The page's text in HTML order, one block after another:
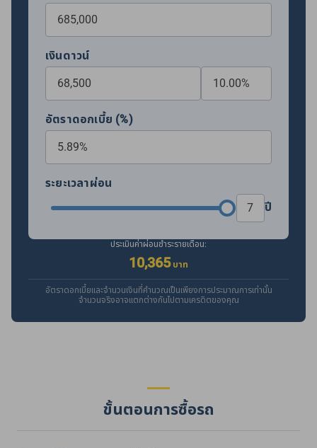
เงินดาวน์
อัตราดอกเบี้ย (%)
ระยะเวลาผ่อน
ปี
ประเมินค่าผ่อนชำระรายเดือน:
10,365 บาท
อัตราดอกเบี้ยและจำนวนเงินที่คำนวณเป็นเพียงการประมาณการเท่านั้น
จำนวนจริงอาจแตกต่างกันไปตามเครดิตของคุณ
ขั้นตอนการซื้อรถ